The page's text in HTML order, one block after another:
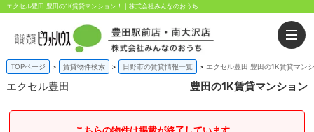
エクセル豊田 豊田の1K賃貸マンション！｜株式会社みんなのおうち
TOPページ 賃貸物件検索 日野市の賃貸情報一覧 エクセル豊田 豊田の1K賃貸マン
エクセル豊田 豊田の1K賃貸マンション